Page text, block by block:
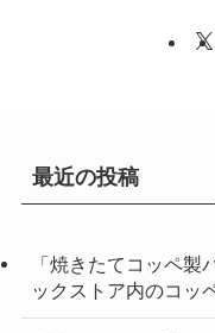
最近の投稿
「焼きたてコッペ製
ックストア内のコッ